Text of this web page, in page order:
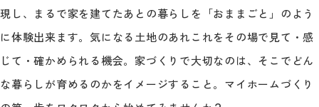
現し、まるで家を建てたあとの暮らしを「おままごと」のよう
に体験出来ます。気になる土地のあれこれをその場で見て・感
じて・確かめられる機会。家づくりで大切なのは、そこでどん
な暮らしが育めるのかをイメージすること。マイホームづくり